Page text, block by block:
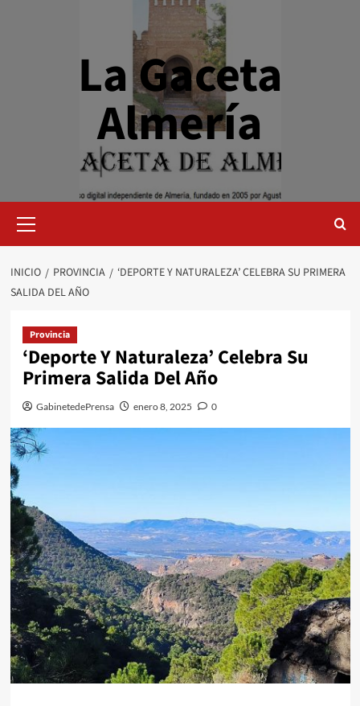
La Gaceta
Almería
primario
INICIO PROVINCIA
‘DEPORTE Y NATURALEZA’ CELEBRA SU PRIMERA
SALIDA DEL AÑO
Provincia
‘Deporte Y Naturaleza’ Celebra Su
Primera Salida Del Año
GabinetedePrensa enero 8, 2025 0